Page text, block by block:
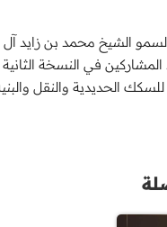
الشيخ محمد بن زايد آل
في النسخة
الحديدية والنقل